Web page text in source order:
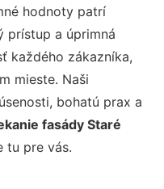
hodnoty patrí
prístup a úprimná
každého zákazníka,
mieste. Naši
bohatú prax a
fasády Staré
tu pre vás.